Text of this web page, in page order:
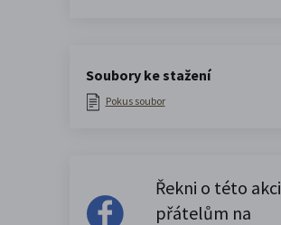
Soubory ke stažení
Pokus soubor
Řekni o této akci
přátelům na